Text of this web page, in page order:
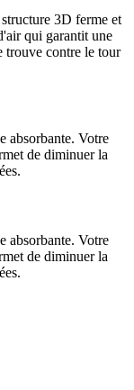
3D ferme et
qui garantit une
trouve contre le tour
absorbante. Votre
de diminuer la
absorbante. Votre
de diminuer la